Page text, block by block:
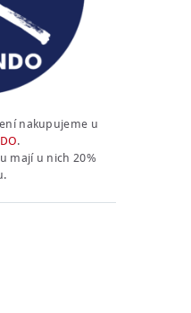
nakupujeme u
.
mají u nich 20%